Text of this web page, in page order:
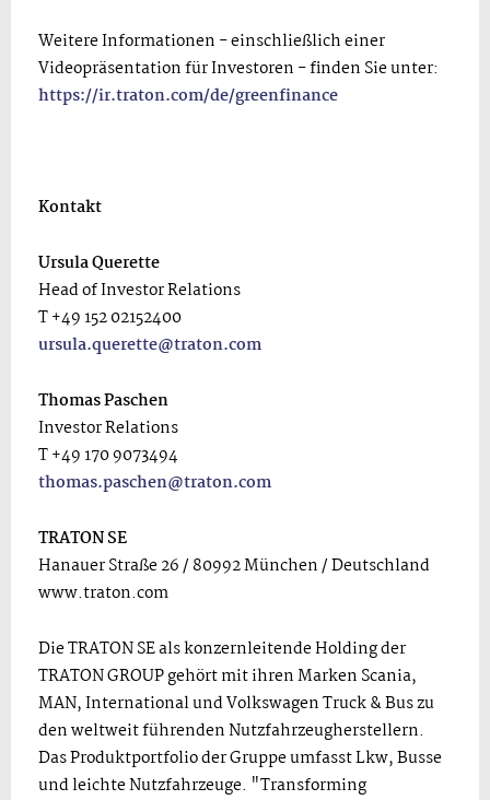
Weitere Informationen - einschließlich einer
Videopräsentation für Investoren - finden Sie unter:
https://ir.traton.com/de/greenfinance
Kontakt
Ursula Querette
Head of Investor Relations
T +49 152 02152400
ursula.querette@traton.com
Thomas Paschen
Investor Relations
T +49 170 9073494
thomas.paschen@traton.com
TRATONSE
Hanauer Straße 26 / 80992 München / Deutschland
www.traton.com
Die TRATON SE als konzernleitende Holding der
TRATON GROUP gehört mit ihren Marken Scania,
MAN, International und Volkswagen Truck & Bus zu
den weltweit führenden Nutzfahrzeugherstellern.
Das Produktportfolio der Gruppe umfasst Lkw, Busse
und leichte Nutzfahrzeuge. "Transforming